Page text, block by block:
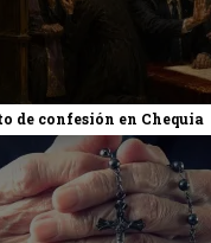
de confesión en Chequia